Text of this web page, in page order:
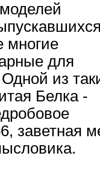
многие
для
из
Белка -
заветная